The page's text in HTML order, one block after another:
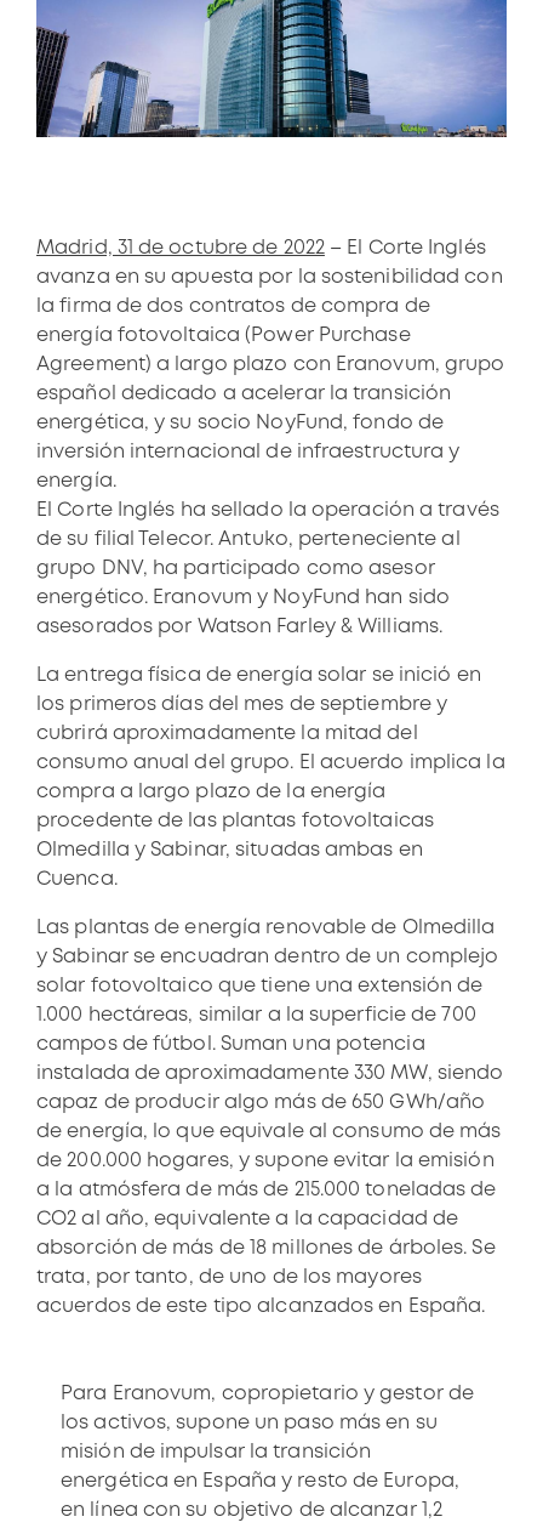
Madrid, 31 de octubre de 2022– El Corte Inglés
avanza en su apuesta por la sostenibilidad con
la firma de dos contratos de compra de
energía fotovoltaica (Power Purchase
Agreement) a largo plazo con Eranovum, grupo
español dedicado a acelerar la transición
energética, y su socio NoyFund, fondo de
inversión internacional de infraestructura y
energía.
El Corte Inglés ha sellado la operación a través
de su filial Telecor. Antuko, perteneciente al
grupo DNV, ha participado como asesor
energético. Eranovum y NoyFund han sido
asesorados por Watson Farley & Williams.
La entrega física de energía solar se inició en
los primeros días del mes de septiembre y
cubrirá aproximadamente la mitad del
consumo anual del grupo. El acuerdo implica la
compra a largo plazo de la energía
procedente de las plantas fotovoltaicas
Olmedilla y Sabinar, situadas ambas en
Cuenca.
Las plantas de energía renovable de Olmedilla
y Sabinar se encuadran dentro de un complejo
solar fotovoltaico que tiene una extensión de
1.000 hectáreas, similar a la superficie de 700
campos de fútbol. Suman una potencia
instalada de aproximadamente 330 MW, siendo
capaz de producir algo más de 650 GWh/año
de energía, lo que equivale al consumo de más
de 200.000 hogares, y supone evitar la emisión
a la atmósfera de más de 215.000 toneladas de
CO2 al año, equivalente a la capacidad de
absorción de más de 18 millones de árboles. Se
trata, por tanto, de uno de los mayores
acuerdos de este tipo alcanzados en España.
Para Eranovum, copropietario y gestor de
los activos, supone un paso más en su
misión de impulsar la transición
energética en España y resto de Europa,
en línea con su objetivo de alcanzar 1,2